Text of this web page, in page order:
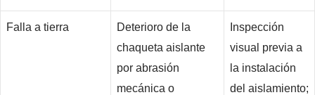
Falla a tierra
Deterioro de la
chaqueta aislante
por abrasión
mecánica o
Inspección
visual previa a
la instalación
del aislamiento;